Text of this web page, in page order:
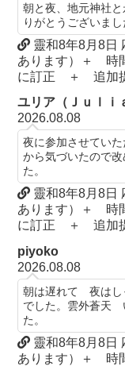
朝と夜、地元神社
りがとうございまし
靈和8年8月8日
あります）＋ 時
に訂正 ＋ 追加
ユリア（Ｊｕｌｉ
2026.08.08
夜に参加させてい
から気づいたので
た。
靈和8年8月8日
あります）＋ 時
に訂正 ＋ 追加
piyoko
2026.08.08
朝は遅れて 夜はし
でした。雲外蒼天
た。
靈和8年8月8日
あります）＋ 時